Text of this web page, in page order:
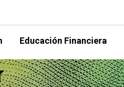
Educación Financiera